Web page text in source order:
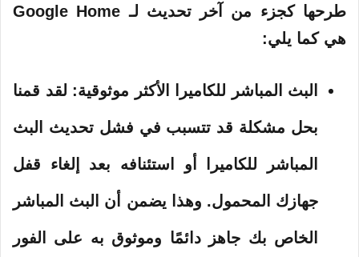
طرحها كجزء من آخر تحديث لـ Google Home
هي كما يلي:
البث المباشر للكاميرا الأكثر موثوقية: لقد قمنا
بحل مشكلة قد تتسبب في فشل تحديث البث
المباشر للكاميرا أو استئنافه بعد إلغاء قفل
جهازك المحمول. وهذا يضمن أن البث المباشر
الخاص بك جاهز دائمًا وموثوق به على الفور